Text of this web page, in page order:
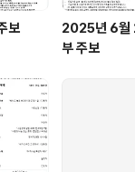
보
2025년 6월
부 주보